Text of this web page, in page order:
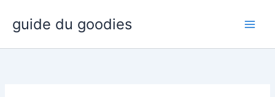
contenu
guide du goodies